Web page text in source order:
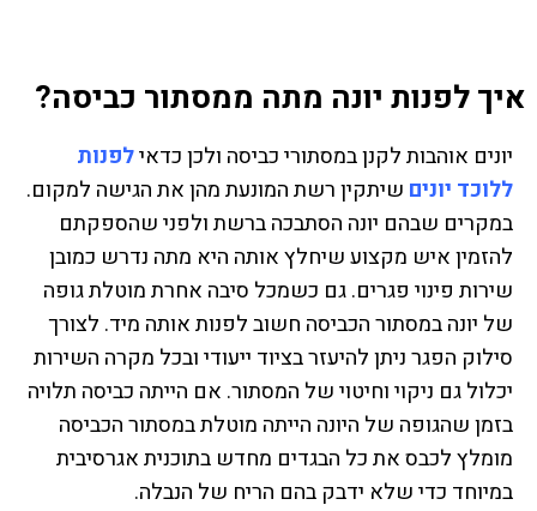
איך לפנות יונה מתה ממסתור כביסה?
יונים אוהבות לקנן במסתורי כביסה ולכן כדאילפנות
ללוכד יונים שיתקין רשת המונעת מהן את הגישה למקום.
במקרים שבהם יונה הסתבכה ברשת ולפני שהספקתם
להזמין איש מקצוע שיחלץ אותה היא מתה נדרש כמובן
שירות פינוי פגרים. גם כשמכל סיבה אחרת מוטלת גופה
של יונה במסתור הכביסה חשוב לפנות אותה מיד. לצורך
סילוק הפגר ניתן להיעזר בציוד ייעודי ובכל מקרה השירות
יכלול גם ניקוי וחיטוי של המסתור. אם הייתה כביסה תלויה
בזמן שהגופה של היונה הייתה מוטלת במסתור הכביסה
מומלץ לכבס את כל הבגדים מחדש בתוכנית אגרסיבית
במיוחד כדי שלא ידבק בהם הריח של הנבלה.